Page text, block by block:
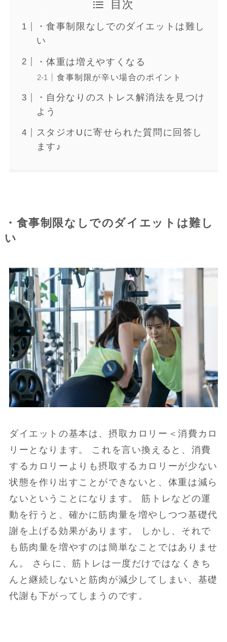
目次
・食事制限なしでのダイエットは難し
い
・体重は増えやすくなる
食事制限が辛い場合のポイント
・自分なりのストレス解消法を見つけ
よう
スタジオUに寄せられた質問に回答し
ます♪
・食事制限なしでのダイエットは難し
い
ダイエットの基本は、摂取カロリー＜消費カロ
リーとなります。 これを言い換えると、消費
するカロリーよりも摂取するカロリーが少ない
状態を作り出すことができないと、体重は減ら
ないということになります。 筋トレなどの運
動を行うと、確かに筋肉量を増やしつつ基礎代
謝を上げる効果があります。 しかし、それで
も筋肉量を増やすのは簡単なことではありませ
ん。 さらに、筋トレは一度だけではなくきち
んと継続しないと筋肉が減少してしまい、基礎
代謝も下がってしまうのです。